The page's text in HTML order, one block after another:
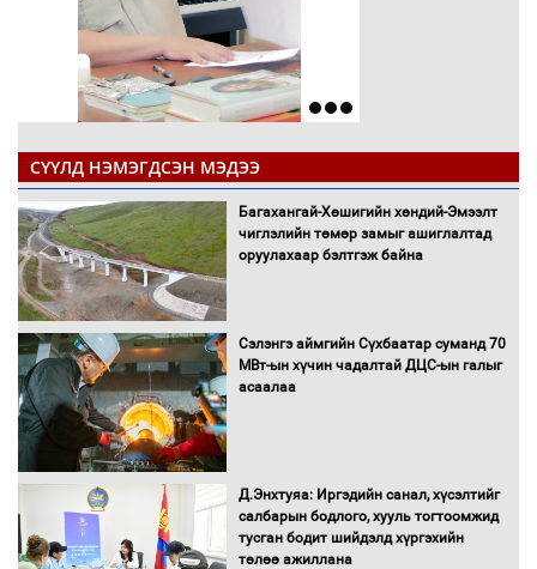
СҮҮЛД НЭМЭГДСЭН МЭДЭЭ
Багахангай-Хөшигийн хөндий-Эмээлт
чиглэлийн төмөр замыг ашиглалтад
оруулахаар бэлтгэж байна
Сэлэнгэ аймгийн Сүхбаатар суманд 70
МВт-ын хүчин чадалтай ДЦС-ын галыг
асаалаа
Д.Энхтуяа: Иргэдийн санал, хүсэлтийг
салбарын бодлого, хууль тогтоомжид
тусган бодит шийдэлд хүргэхийн
төлөө ажиллана